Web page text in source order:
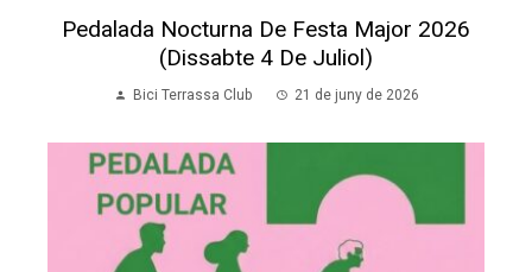
Pedalada Nocturna De Festa Major 2026
(dissabte 4 De Juliol)
Bici Terrassa Club 21 de juny de 2026